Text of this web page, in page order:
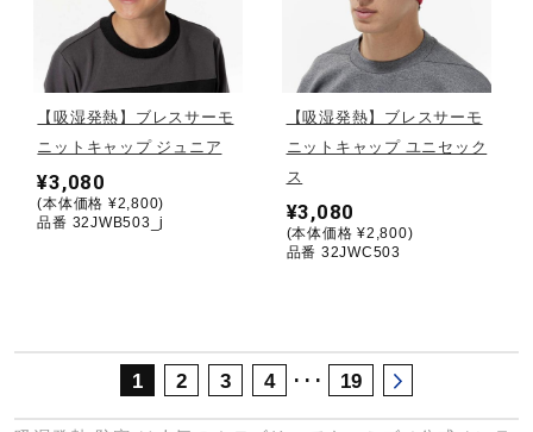
直営店一覧
取扱店一覧
【吸湿発熱】ブレスサーモ
ニットキャップ ジュニア
¥3,080
(本体価格 ¥2,800)
品番 32JWB503_j
【吸湿発熱】ブレスサーモ
ニットキャップ ユニセック
ス
¥3,080
(本体価格 ¥2,800)
品番 32JWC503
1 2 3 4 ･･･ 19